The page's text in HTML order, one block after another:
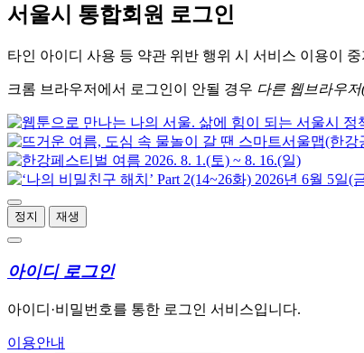
서울시 통합회원 로그인
타인 아이디 사용 등 약관 위반 행위 시 서비스 이용이
크롬 브라우저에서 로그인이 안될 경우 다른 웹브라우
정지 재생
아이디 로그인
아이디·비밀번호를 통한 로그인 서비스입니다.
이용안내